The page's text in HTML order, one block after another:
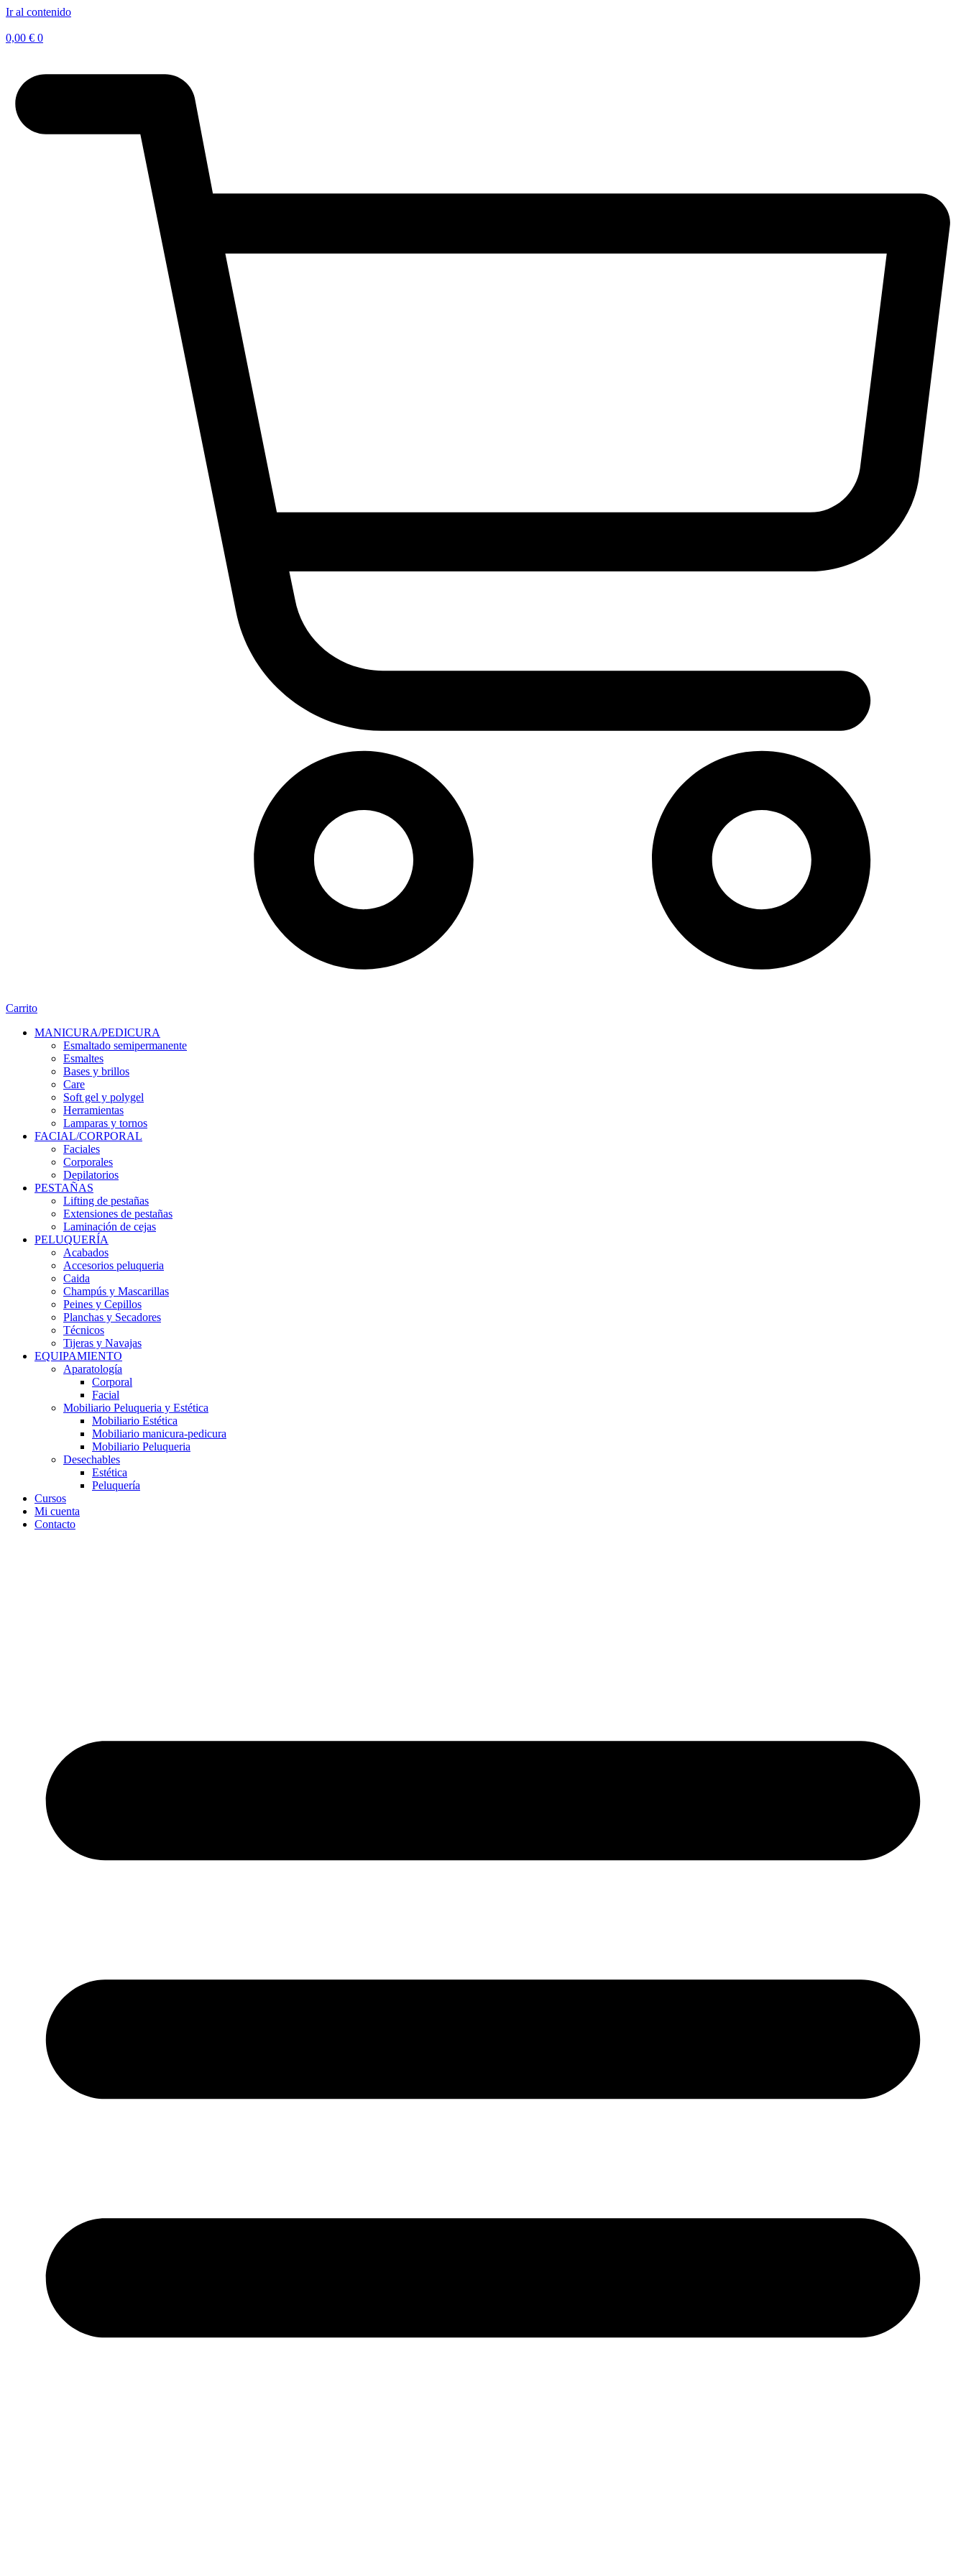
Ir al contenido
0,00 € 0
Carrito
MANICURA/PEDICURA
Esmaltado semipermanente
Esmaltes
Bases y brillos
Care
Soft gel y polygel
Herramientas
Lamparas y tornos
FACIAL/CORPORAL
Faciales
Corporales
Depilatorios
PESTAÑAS
Lifting de pestañas
Extensiones de pestañas
Laminación de cejas
PELUQUERÍA
Acabados
Accesorios peluqueria
Caida
Champús y Mascarillas
Peines y Cepillos
Planchas y Secadores
Técnicos
Tijeras y Navajas
EQUIPAMIENTO
Aparatología
Corporal
Facial
Mobiliario Peluqueria y Estética
Mobiliario Estética
Mobiliario manicura-pedicura
Mobiliario Peluqueria
Desechables
Estética
Peluquería
Cursos
Mi cuenta
Contacto